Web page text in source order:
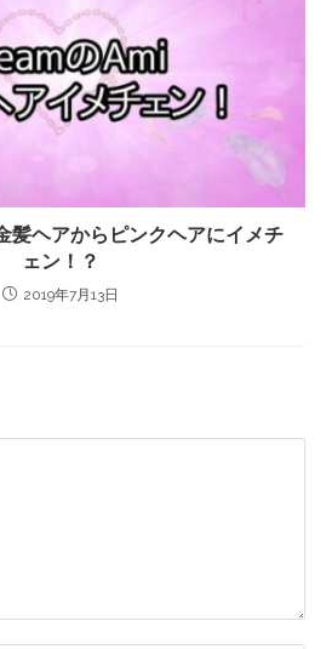
髪ヘアからピンクヘアにイメチ
ェン！？
2019年7月13日